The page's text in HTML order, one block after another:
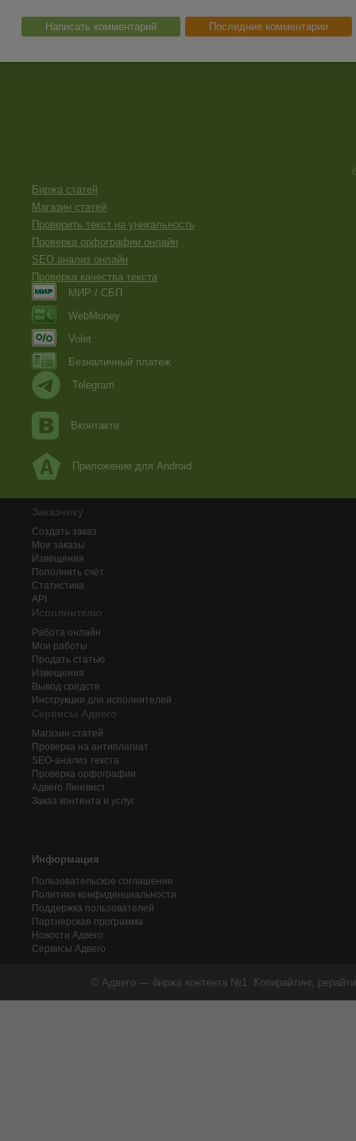
Написать комментарий Последние комментарии
Биржа статей
Магазин статей
Проверить текст на уникальность
Проверка орфографии онлайн
SEO анализ онлайн
Проверка качества текста
МИР / СБП
WebMoney
Volet
Безналичный платеж
Telegram
Вконтакте
Приложение для Android
Заказчику
Создать заказ
Мои заказы
Извещения
Пополнить счёт
Статистика
API
Исполнителю
Работа онлайн
Мои работы
Продать статью
Извещения
Вывод средств
Инструкции для исполнителей
Сервисы Адвего
Магазин статей
Проверка на антиплагиат
SEO-анализ текста
Проверка орфографии
Адвего Лингвист
Заказ контента и услуг
Информация
Пользовательское соглашение
Политика конфиденциальности
Поддержка пользователей
Партнерская программа
Новости Адвего
Сервисы Адвего
© Адвего — биржа контента №1. Копирайтинг,